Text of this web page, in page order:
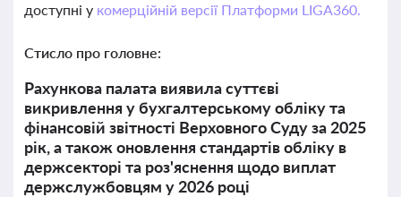
доступні у комерційній версії Платформи LIGA360.
Стисло про головне:
Рахункова палата виявила суттєві
викривлення у бухгалтерському обліку та
фінансовій звітності Верховного Суду за 2025
рік, а також оновлення стандартів обліку в
держсекторі та роз'яснення щодо виплат
держслужбовцям у 2026 році